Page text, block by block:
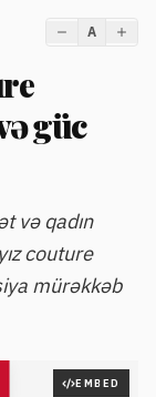
A
güc
və qadın
couture
mürəkkəb
EMBED